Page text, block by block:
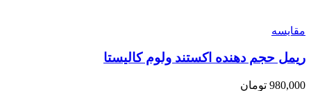
مقایسه
ریمل حجم دهنده اکستند ولوم کالیستا
980,000 تومان